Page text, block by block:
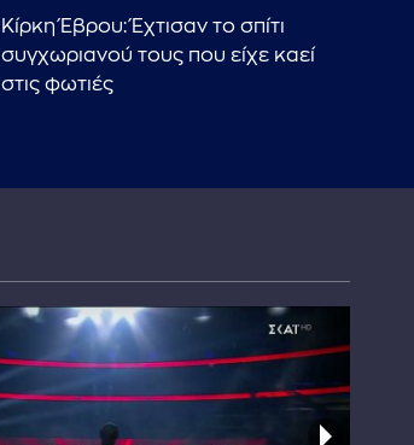
Κίρκη Έβρου: Έχτισαν το σπίτι
συγχωριανού τους που είχε καεί
στις φωτιές